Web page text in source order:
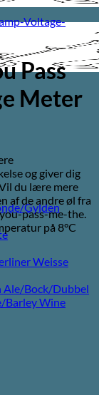
Gylden
Weisse
Ale/Bock/Dubbel
Barley Wine
Pass
Meter
og giver dig
du lære mere
af ​​de andre øl fra
pass-me-the.
på 8°C